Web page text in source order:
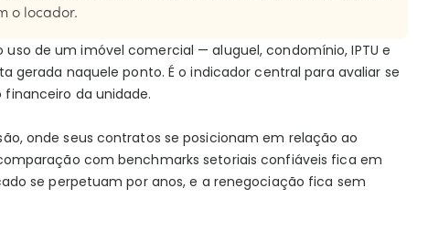
o locador.
de um imóvel comercial — aluguel, condomínio, IPTU e
naquele ponto. É o indicador central para avaliar se
da unidade.
onde seus contratos se posicionam em relação ao
com benchmarks setoriais confiáveis fica em
se perpetuam por anos, e a renegociação fica sem